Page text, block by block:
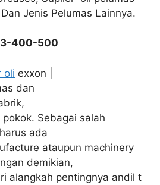
Jenis Pelumas Lainnya.
400-500
oli exxon |
dan
Sebagai salah
ada
ataupun machinery
demikian,
alangkah pentingnya andil t